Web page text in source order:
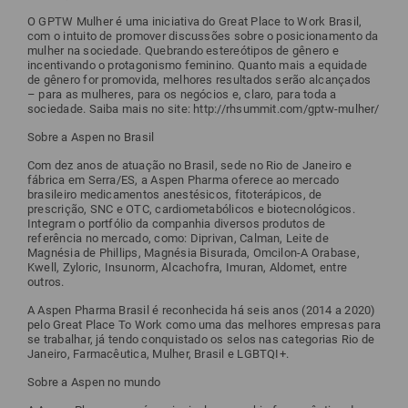
O GPTW Mulher é uma iniciativa do Great Place to Work Brasil,
com o intuito de promover discussões sobre o posicionamento da
mulher na sociedade. Quebrando estereótipos de gênero e
incentivando o protagonismo feminino. Quanto mais a equidade
de gênero for promovida, melhores resultados serão alcançados
– para as mulheres, para os negócios e, claro, para toda a
sociedade. Saiba mais no site: http://rhsummit.com/gptw-mulher/
Sobre a Aspen no Brasil
Com dez anos de atuação no Brasil, sede no Rio de Janeiro e
fábrica em Serra/ES, a Aspen Pharma oferece ao mercado
brasileiro medicamentos anestésicos, fitoterápicos, de
prescrição, SNC e OTC, cardiometabólicos e biotecnológicos.
Integram o portfólio da companhia diversos produtos de
referência no mercado, como: Diprivan, Calman, Leite de
Magnésia de Phillips, Magnésia Bisurada, Omcilon-A Orabase,
Kwell, Zyloric, Insunorm, Alcachofra, Imuran, Aldomet, entre
outros.
A Aspen Pharma Brasil é reconhecida há seis anos (2014 a 2020)
pelo Great Place To Work como uma das melhores empresas para
se trabalhar, já tendo conquistado os selos nas categorias Rio de
Janeiro, Farmacêutica, Mulher, Brasil e LGBTQI+.
Sobre a Aspen no mundo